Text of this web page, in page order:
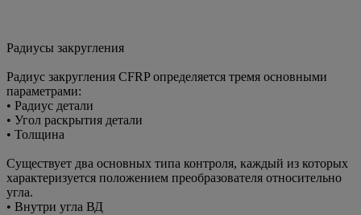
Радиусы закругления
Радиус закругления CFRP определяется тремя основными
параметрами:
• Радиус детали
• Угол раскрытия детали
• Толщина
Существует два основных типа контроля, каждый из которых
характеризуется положением преобразователя относительно
угла.
• Внутри угла ВД